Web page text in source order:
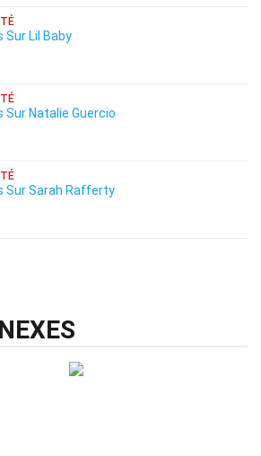
Sur Lil Baby
Sur Natalie Guercio
Sur Sarah Rafferty